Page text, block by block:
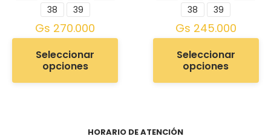
38
39
Gs 270.000
Seleccionar
opciones
38
39
Gs 245.000
Seleccionar
opciones
HORARIO DE ATENCIÓN